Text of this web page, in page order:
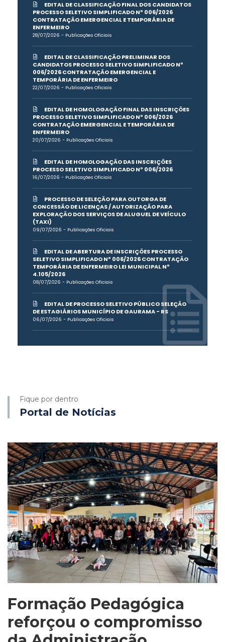
EDITAL DE CLASSIFICAÇÃO FINAL DOS CANDIDATOS
PROCESSO SELETIVO SIMPLIFICADO Nº 006/2026
CONTRATAÇÃO EMERGENCIAL E TEMPORÁRIA DE
ENFERMEIRO
28/07/2026 - Publicações Oficiais
EDITAL DE CLASSIFICAÇÃO PRELIMINAR DOS
CANDIDATOS PROCESSO SELETIVO SIMPLIFICADO Nº
006/2026 CONTRATAÇÃO EMERGENCIAL E
TEMPORÁRIA DE ENFERMEIRO
22/07/2026 - Publicações Oficiais
EDITAL DE HOMOLOGAÇÃO FINAL DAS INSCRIÇÕES
PROCESSO SELETIVO SIMPLIFICADO Nº 006/2026
CONTRATAÇÃO EMERGENCIAL E TEMPORÁRIA DE
ENFERMEIRO
20/07/2026 - Publicações Oficiais
EDITAL DE HOMOLOGAÇÃO DAS INSCRIÇÕES
PROCESSO SELETIVO SIMPLIFICADO Nº 006/2026
16/07/2026 - Publicações Oficiais
PROCESSO DE SELEÇÃO PARA OUTORGA DE
CONCESSÃO DE LICENÇAS / AUTORIZAÇÃO PARA
EXPLORAÇÃO DOS SERVIÇOS DE ALUGUEL DE VEÍCULO
(TAXI)
09/07/2026 - Publicações Oficiais
EDITAL DE ABERTURA DE INSCRIÇÕES PROCESSO
SELETIVO SIMPLIFICADO Nº 006/2026 CONTRATAÇÃO
TEMPORÁRIA DE ENFERMEIRO LEI MUNICIPAL Nº
4.105/2026
08/07/2026 - Publicações Oficiais
EDITAL DE PROCESSO SELETIVO PÚBLICO SELEÇÃO
DE ESTAGIÁRIOS MUNICÍPIO DE GAURAMA - RS
06/07/2026 - Publicações Oficiais
Fique por dentro
Portal de Notícias
Formação Pedagógica
reforçou o compromisso